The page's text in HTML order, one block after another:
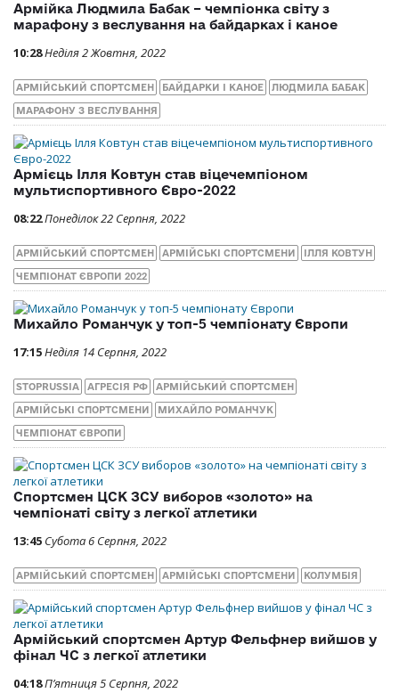
Армійка Людмила Бабак – чемпіонка світу з
марафону з веслування на байдарках і каное
10:28Неділя 2 Жовтня, 2022
АРМІЙСЬКИЙ СПОРТСМЕН БАЙДАРКИ І КАНОЕ ЛЮДМИЛА БАБАК
МАРАФОНУ З ВЕСЛУВАННЯ
Армієць Ілля Ковтун став віцечемпіоном
мультиспортивного Євро-2022
08:22Понеділок 22 Серпня, 2022
АРМІЙСЬКИЙ СПОРТСМЕН АРМІЙСЬКІ СПОРТСМЕНИ ІЛЛЯ КОВТУН
ЧЕМПІОНАТ ЄВРОПИ 2022
Михайло Романчук у топ-5 чемпіонату Європи
17:15Неділя 14 Серпня, 2022
STOPRUSSIA АГРЕСІЯ РФ АРМІЙСЬКИЙ СПОРТСМЕН
АРМІЙСЬКІ СПОРТСМЕНИ МИХАЙЛО РОМАНЧУК
ЧЕМПІОНАТ ЄВРОПИ
Спортсмен ЦСК ЗСУ виборов «золото» на
чемпіонаті світу з легкої атлетики
13:45 Субота 6 Серпня, 2022
АРМІЙСЬКИЙ СПОРТСМЕН АРМІЙСЬКІ СПОРТСМЕНИ КОЛУМБІЯ
Армійський спортсмен Артур Фельфнер вийшов у
фінал ЧС з легкої атлетики
04:18П’ятниця 5 Серпня, 2022